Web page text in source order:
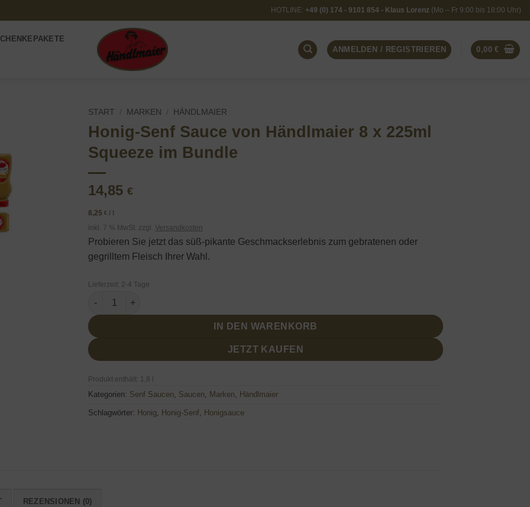
HOTLINE: +49 (0) 174 - 9101 854 - Klaus Lorenz (Mo – Fr 9:00 bis 18:00 Uhr)
ANMELDEN / REGISTRIEREN 0,00€
START MARKEN HÄNDLMAIER
Honig-Senf Sauce von Händlmaier 8 x 225ml
Squeeze im Bundle
14,85 €
8,25 € / l
inkl. 7 % MwSt. zzgl. Versandkosten
Probieren Sie jetzt das süß-pikante Geschmackserlebnis zum gebratenen oder
gegrilltem Fleisch Ihrer Wahl.
Lieferzeit: 2-4 Tage
Honig-Senf Sauce von Händlmaier 8 x 225ml Squeeze im Bundle Menge
IN DEN WARENKORB
JETZT KAUFEN
Produkt enthält: 1,8 l
Kategorien: Senf Saucen Saucen Marken Händlmaier
Schlagwörter: Honig Honig-Senf Honigsauce
REZENSIONEN (0)